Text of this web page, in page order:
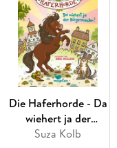
Die Haferhorde - Da
wiehert ja der
Bürgermeister! Band
Suza Kolb